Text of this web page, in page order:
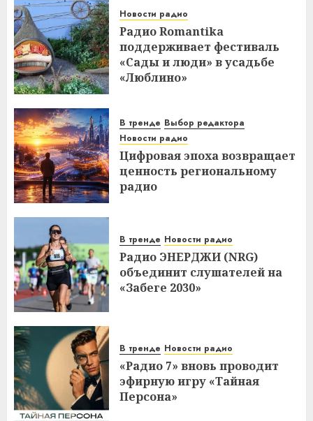
Новости радио
Радио Romantika
поддерживает фестиваль
«Сады и люди» в усадьбе
«Люблино»
В тренде Выбор редактора
Новости радио
Цифровая эпоха возвращает
ценность региональному
радио
В тренде Новости радио
Радио ЭНЕРДЖИ (NRG)
объединит слушателей на
«Забеге 2030»
В тренде Новости радио
«Радио 7» вновь проводит
эфирную игру «Тайная
Персона»